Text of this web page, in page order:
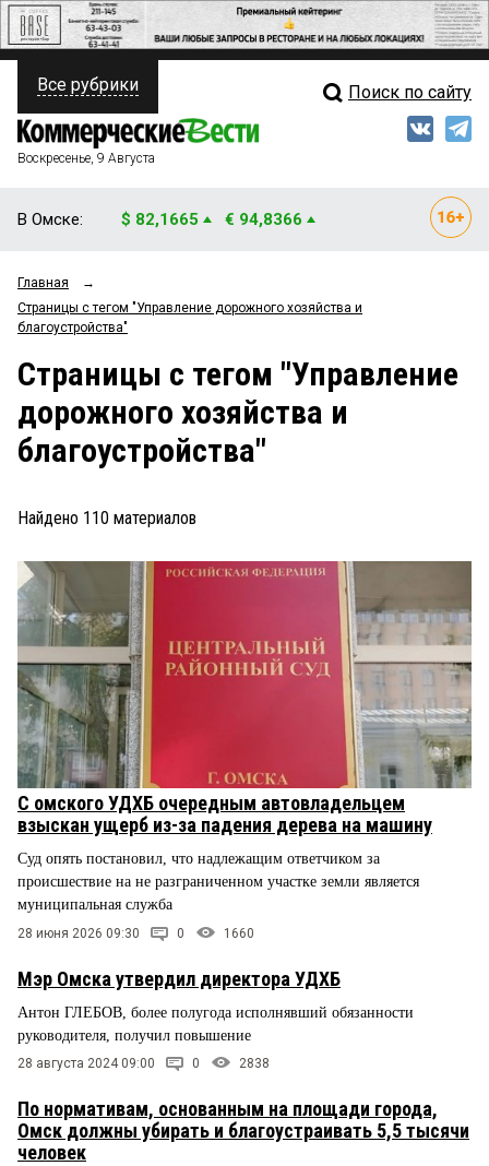
ПОЛИТИКА
ФИНАНСЫ
ОБЩЕСТВО
ЗАКОН
НОВОСТИ КОМПАНИЙ
Свежий выпуск
Блоги
Все рубрики Поиск по сайту
Воскресенье, 9 Августа
В Омске: $ 82,1665 € 94,8366
Главная
→
Страницы c тегом "Управление дорожного хозяйства и
благоустройства"
Страницы c тегом "Управление
дорожного хозяйства и
благоустройства"
Найдено 110 материалов
С омского УДХБ очередным автовладельцем
взыскан ущерб из-за падения дерева на машину
Суд опять постановил, что надлежащим ответчиком за
происшествие на не разграниченном участке земли является
муниципальная служба
28 июня 2026 09:30 0 1660
Мэр Омска утвердил директора УДХБ
Антон ГЛЕБОВ, более полугода исполнявший обязанности
руководителя, получил повышение
28 августа 2024 09:00 0 2838
По нормативам, основанным на площади города,
Омск должны убирать и благоустраивать 5,5 тысячи
человек